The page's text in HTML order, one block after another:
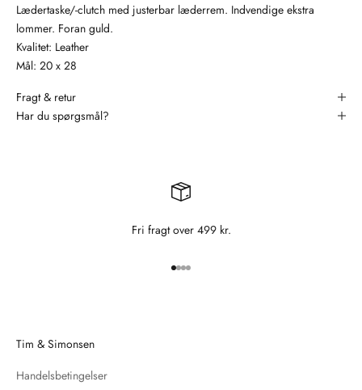
Lædertaske/-clutch med justerbar læderrem. Indvendige ekstra
lommer. Foran guld.
Kvalitet: Leather
Mål: 20 x 28
Fragt & retur
Har du spørgsmål?
Fri fragt over 499 kr.
Gå til element 1
Gå til element 2
Gå til element 3
Gå til element 4
Tim & Simonsen
Handelsbetingelser